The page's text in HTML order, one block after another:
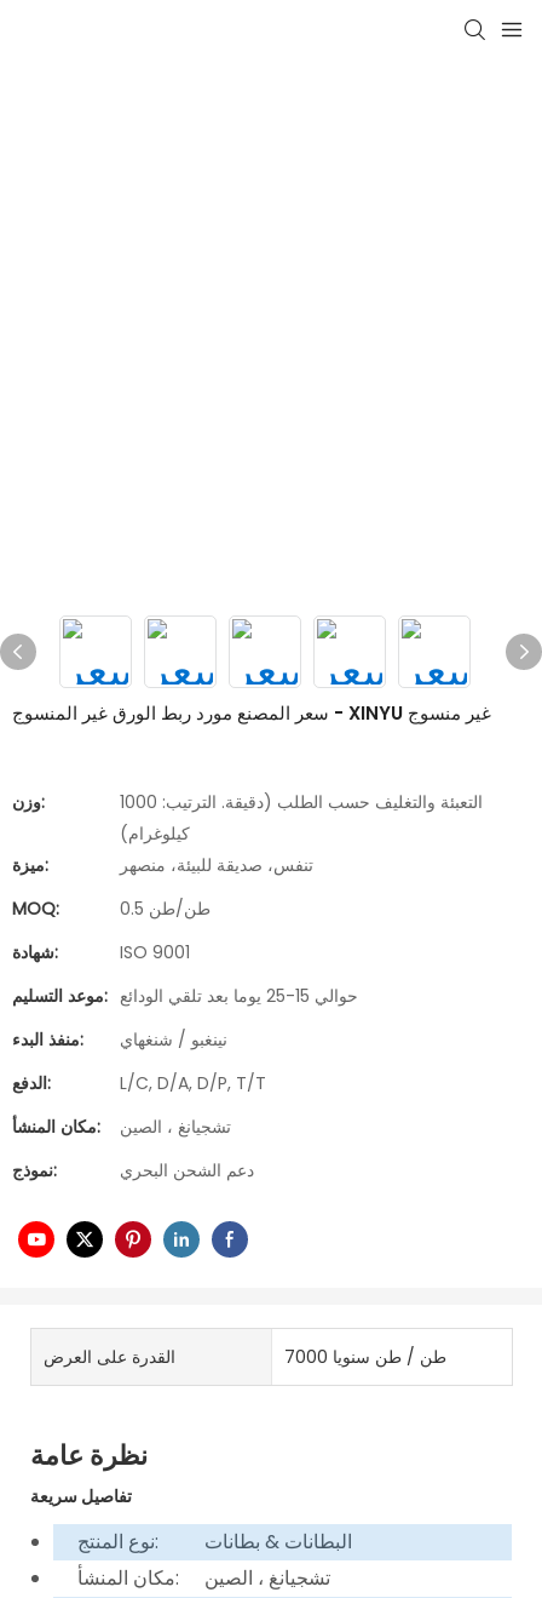
سعر المصنع مورد ربط الورق غير المنسوج - XINYU غير منسوج
وزن:
التعبئة والتغليف حسب الطلب (دقيقة. الترتيب: 1000
كيلوغرام)
ميزة:
تنفس، صديقة للبيئة، منصهر
MOQ:
0.5 طن/طن
شهادة:
ISO 9001
موعد التسليم:
حوالي 15-25 يوما بعد تلقي الودائع
منفذ البدء:
نينغبو / شنغهاي
الدفع:
L/C, D/A, D/P, T/T
مكان المنشأ:
تشجيانغ ، الصين
نموذج:
دعم الشحن البحري
القدرة على العرض 7000 طن / طن سنويا
نوع المنتج:
البطانات & بطانات
مكان المنشأ:
تشجيانغ ، الصين